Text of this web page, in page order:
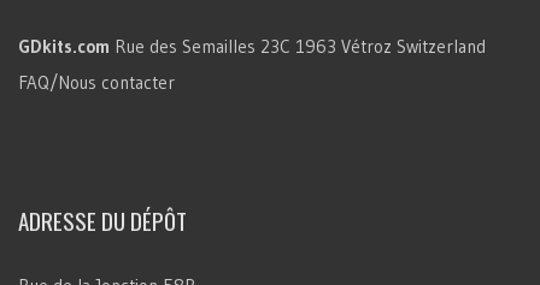
GDkits.com Rue des Semailles 23C 1963 Vétroz Switzerland
FAQ/Nous contacter
ADRESSE DU DÉPÔT